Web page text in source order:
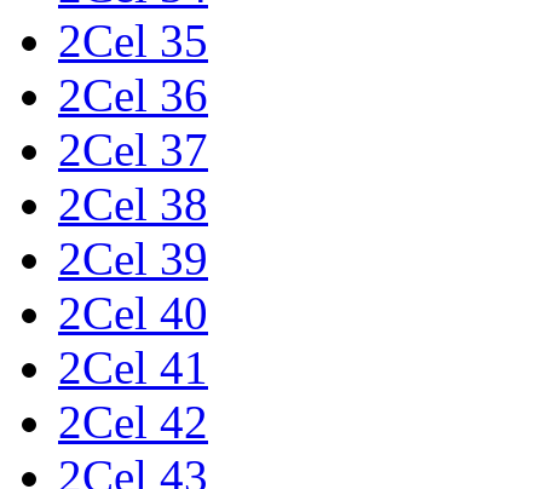
2Cel 35
2Cel 36
2Cel 37
2Cel 38
2Cel 39
2Cel 40
2Cel 41
2Cel 42
2Cel 43